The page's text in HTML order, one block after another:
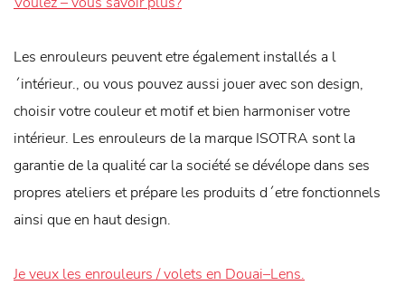
Les enrouleurs peuvent etre également installés a l
´intérieur., ou vous pouvez aussi jouer avec son design,
choisir votre couleur et motif et bien harmoniser votre
intérieur. Les enrouleurs de la marque ISOTRA sont la
garantie de la qualité car la société se dévélope dans ses
propres ateliers et prépare les produits d´etre fonctionnels
ainsi que en haut design.
Je veux les enrouleurs / volets en Douai–Lens.